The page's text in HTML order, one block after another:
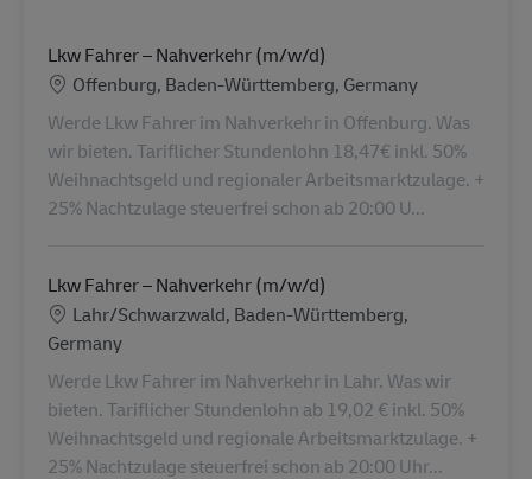
Lkw Fahrer – Nahverkehr (m/w/d)
Location
Offenburg, Baden-Württemberg, Germany
Werde Lkw Fahrer im Nahverkehr in Offenburg. Was
wir bieten. Tariflicher Stundenlohn 18,47€ inkl. 50%
Weihnachtsgeld und regionaler Arbeitsmarktzulage. +
25% Nachtzulage steuerfrei schon ab 20:00 U...
Lkw Fahrer – Nahverkehr (m/w/d)
Location
Lahr/Schwarzwald, Baden-Württemberg,
Germany
Werde Lkw Fahrer im Nahverkehr in Lahr. Was wir
bieten. Tariflicher Stundenlohn ab 19,02 € inkl. 50%
Weihnachtsgeld und regionale Arbeitsmarktzulage. +
25% Nachtzulage steuerfrei schon ab 20:00 Uhr...